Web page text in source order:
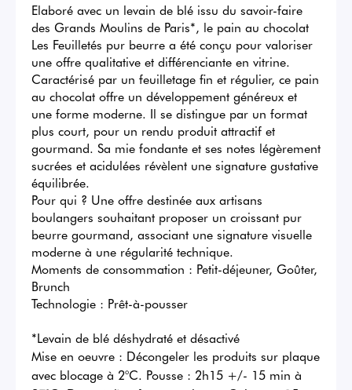
Elaboré avec un levain de blé issu du savoir-faire
des Grands Moulins de Paris*, le pain au chocolat
Les Feuilletés pur beurre a été conçu pour valoriser
une offre qualitative et différenciante en vitrine.
Caractérisé par un feuilletage fin et régulier, ce pain
au chocolat offre un développement généreux et
une forme moderne. Il se distingue par un format
plus court, pour un rendu produit attractif et
gourmand. Sa mie fondante et ses notes légèrement
sucrées et acidulées révèlent une signature gustative
équilibrée.
Pour qui ? Une offre destinée aux artisans
boulangers souhaitant proposer un croissant pur
beurre gourmand, associant une signature visuelle
moderne à une régularité technique.
Moments de consommation : Petit-déjeuner, Goûter,
Brunch
Technologie : Prêt-à-pousser
*Levain de blé déshydraté et désactivé
Mise en oeuvre : Décongeler les produits sur plaque
avec blocage à 2°C. Pousse : 2h15 +/- 15 min à